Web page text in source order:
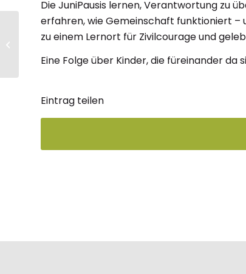
Die JuniPausis lernen, Verantwortung zu
erfahren, wie Gemeinschaft funktioniert –
zu einem Lernort für Zivilcourage und
Eine Folge über Kinder, die füreinander
Eintrag teilen
Interview: Polizeipräsident Uwe
Stürmer & Kriminalkommissar
Michael ...